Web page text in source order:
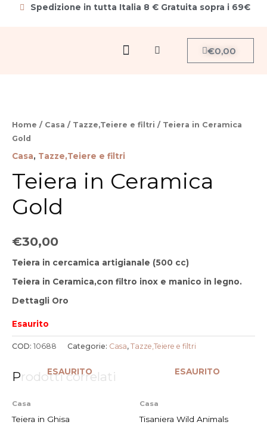
Spedizione in tutta Italia 8 € Gratuita sopra i 69€
MenuCerca
€0,00
Carrello
Home / Casa / Tazze,Teiere e filtri / Teiera in Ceramica
Gold
Casa, Tazze,Teiere e filtri
Teiera in Ceramica
Gold
€30,00
Teiera in cercamica artigianale (500 cc)
Teiera in Ceramica,con filtro inox e manico in legno.
Dettagli Oro
Esaurito
COD: 10688 Categorie: Casa, Tazze,Teiere e filtri
Prodotti correlati
ESAURITO
Casa
Teiera in Ghisa
ESAURITO
Casa
Tisaniera Wild Animals